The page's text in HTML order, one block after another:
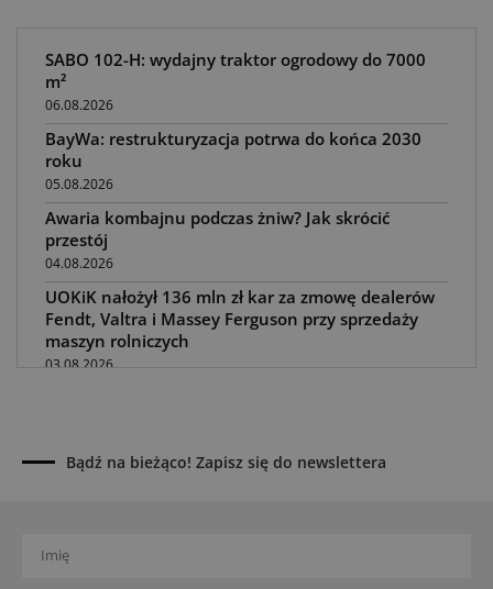
SABO 102-H: wydajny traktor ogrodowy do 7000
m²
06.08.2026
BayWa: restrukturyzacja potrwa do końca 2030
roku
05.08.2026
Awaria kombajnu podczas żniw? Jak skrócić
przestój
04.08.2026
UOKiK nałożył 136 mln zł kar za zmowę dealerów
Fendt, Valtra i Massey Ferguson przy sprzedaży
maszyn rolniczych
03.08.2026
Rzepak hybrydowy: sposób na wyższą rentowność
01.08.2026
Bądź na bieżąco! Zapisz się do newslettera